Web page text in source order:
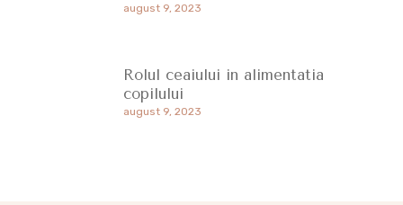
august 9, 2023
Rolul ceaiului in alimentatia
copilului
august 9, 2023